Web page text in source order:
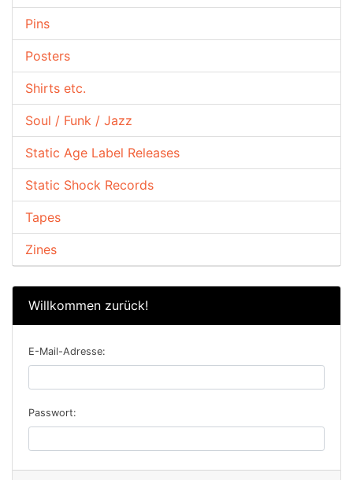
Pins
Posters
Shirts etc.
Soul / Funk / Jazz
Static Age Label Releases
Static Shock Records
Tapes
Zines
Willkommen zurück!
E-Mail-Adresse:
Passwort: